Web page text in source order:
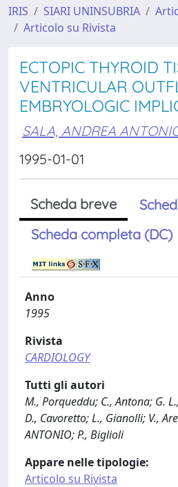
IRIS SIARI UNINSUBRIA
Articolo su Rivista
ECTOPIC THYROID
VENTRICULAR
EMBRYOLOGIC
SALA, ANDREA
1995-01-01
Scheda breve
Scheda completa (DC)
Anno
1995
Rivista
CARDIOLOGY
Tutti gli autori
M., Porqueddu; C., Antona; G.
D., Cavoretto; L., Gianolli; V.,
ANTONIO; P., Biglioli
Appare nelle tipologie:
Articolo su Rivista